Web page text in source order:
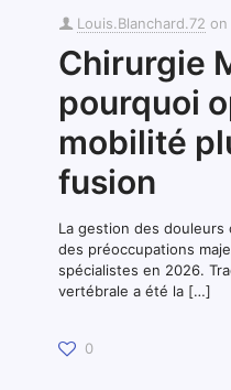
Louis.Blanchard.72 on
Chirurgie
pourquoi
mobilité
fusion
La gestion des douleurs
des préoccupations
spécialistes en 2026.
vertébrale a été la […]
0